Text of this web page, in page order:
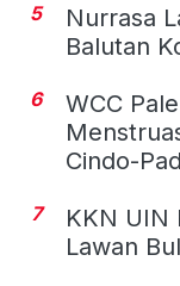
5
Nurrasa
Balutan
6
WCC
Cindo-
7
KKN UIN
Lawan